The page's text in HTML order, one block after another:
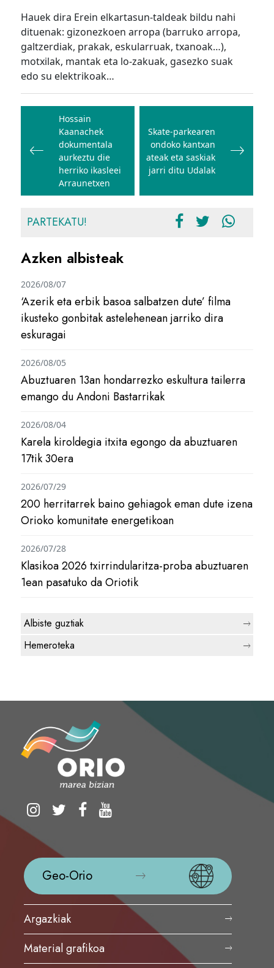
Hauek dira Erein elkartasun-taldeak bildu nahi
dituenak: gizonezkoen arropa (barruko arropa,
galtzerdiak, prakak, eskularruak, txanoak…),
motxilak, mantak eta lo-zakuak, gasezko suak
edo su elektrikoak…
Bidalketetan
zehar
nabigatu
Hossain
Kaanachek
dokumentala
aurkeztu die
herriko ikasleei
Arraunetxen
Skate-parkearen
ondoko kantxan
ateak eta saskiak
jarri ditu Udalak
PARTEKATU!
Azken albisteak
‘Azerik eta erbik basoa salbatzen dute’ filma
ikusteko gonbitak astelehenean jarriko dira
eskuragai
2026/08/07
Abuztuaren 13an hondarrezko eskultura tailerra
emango du Andoni Bastarrikak
2026/08/05
Karela kiroldegia itxita egongo da abuztuaren
17tik 30era
2026/08/04
200 herritarrek baino gehiagok eman dute izena
Orioko komunitate energetikoan
2026/07/29
Klasikoa 2026 txirrindularitza-proba abuztuaren
1ean pasatuko da Oriotik
2026/07/28
Albiste guztiak
Hemeroteka
Geo-Orio
Argazkiak
Material grafikoa